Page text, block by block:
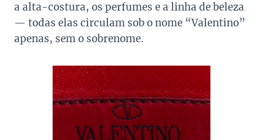
a alta-costura, os perfumes e a linha de beleza
— todas elas circulam sob o nome “Valentino”
apenas, sem o sobrenome.